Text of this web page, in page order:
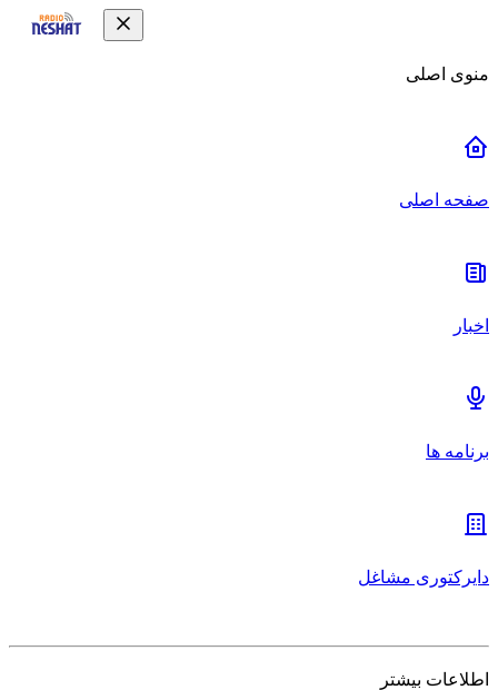
منوی اصلی
صفحه اصلی
اخبار
برنامه ها
دایرکتوری مشاغل
اطلاعات بیشتر